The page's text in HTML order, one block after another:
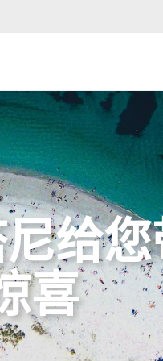
给
喜